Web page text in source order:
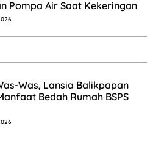
Pompa Air Saat Kekeringan
Was, Lansia Balikpapan
Bedah Rumah BSPS